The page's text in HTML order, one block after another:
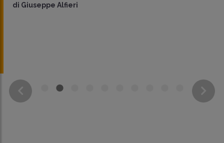
di Giuseppe Alfieri